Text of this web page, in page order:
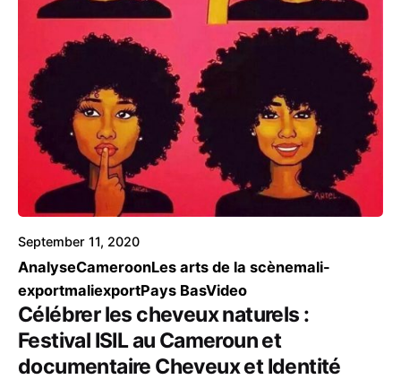
September 11, 2020
AnalyseCameroonLes arts de la scènemali-
exportmaliexportPays BasVideo
Célébrer les cheveux naturels :
Festival ISIL au Cameroun et
documentaire Cheveux et Identité